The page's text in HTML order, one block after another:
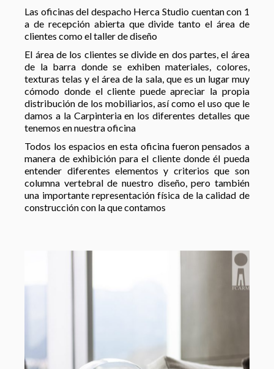
Las oficinas del despacho Herca Studio cuentan con 1
a de recepción abierta que divide tanto el área de
clientes como el taller de diseño
El área de los clientes se divide en dos partes, el área
de la barra donde se exhiben materiales, colores,
texturas telas y el área de la sala, que es un lugar muy
cómodo donde el cliente puede apreciar la propia
distribución de los mobiliarios, así como el uso que le
damos a la Carpinteria en los diferentes detalles que
tenemos en nuestra oficina
Todos los espacios en esta oficina fueron pensados a
manera de exhibición para el cliente donde él pueda
entender diferentes elementos y criterios que son
columna vertebral de nuestro diseño, pero también
una importante representación física de la calidad de
construcción con la que contamos